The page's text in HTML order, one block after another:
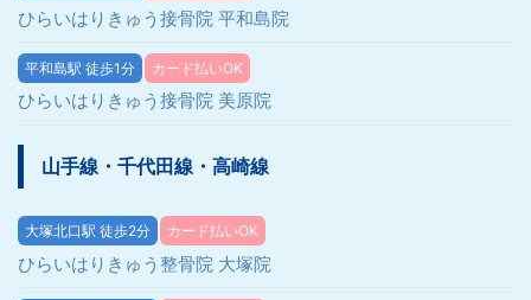
ひらいはりきゅう接骨院 平和島院
平和島駅 徒歩1分 カード払いOK
ひらいはりきゅう接骨院 美原院
山手線・千代田線・高崎線
大塚北口駅 徒歩2分 カード払いOK
ひらいはりきゅう整骨院 大塚院